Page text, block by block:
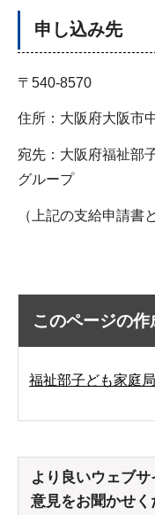
申し込み先
〒540-8570
住所：大阪府大阪市
宛先：大阪府福祉部
グループ
（上記の支給申請書
このページの作
福祉部子ども家庭
より良いウェブ
意見をお聞かせく